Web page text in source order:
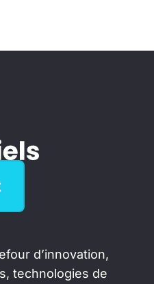
d’innovation,
technologies de